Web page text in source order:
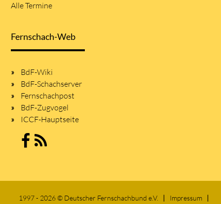
Alle Termine
Fernschach-Web
BdF-Wiki
BdF-Schachserver
Fernschachpost
BdF-Zugvogel
ICCF-Hauptseite
1997 - 2026 © Deutscher Fernschachbund e.V. Impressum